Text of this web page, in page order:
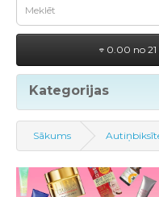
0.00 no 21
Kategorijas
Sākums